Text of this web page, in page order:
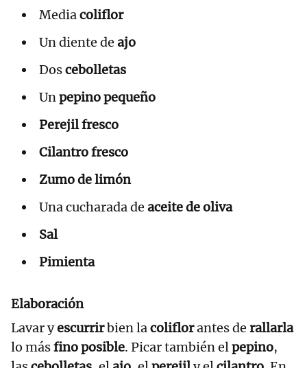
Mediacoliflor
Un diente de ajo
Doscebolletas
Unpepino pequeño
Perejil fresco
Cilantro fresco
Zumo de limón
Una cucharada de aceite de oliva
Sal
Pimienta
Elaboración
Lavar yescurrirbien lacoliflorantes de rallarla
lo másfino posible. Picar también elpepino,